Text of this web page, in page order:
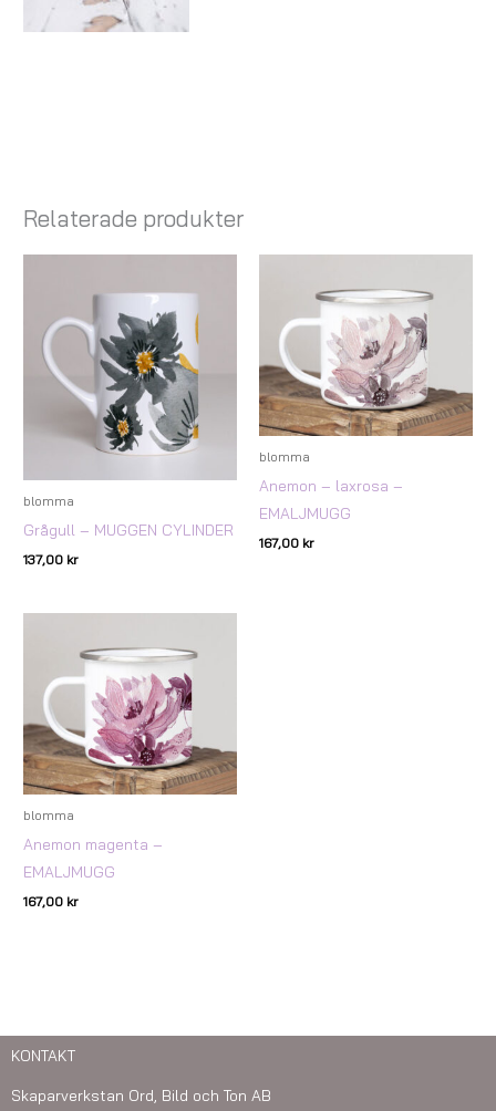
Relaterade produkter
blomma
Grågull – MUGGEN CYLINDER
137,00 kr
blomma
Anemon – laxrosa –
EMALJMUGG
167,00 kr
blomma
Anemon magenta –
EMALJMUGG
167,00 kr
KONTAKT
Skaparverkstan Ord, Bild och Ton AB